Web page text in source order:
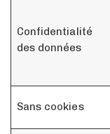
Confidentialité
des données
Sans cookies